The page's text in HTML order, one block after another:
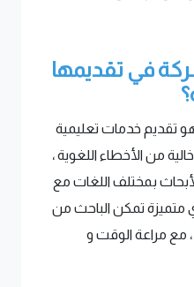
في تقديمها
تقديم خدمات تعليمية
من الأخطاء اللغوية ،
بمختلف اللغات مع
متميزة تمكن الباحث من
مع مراعة الوقت و